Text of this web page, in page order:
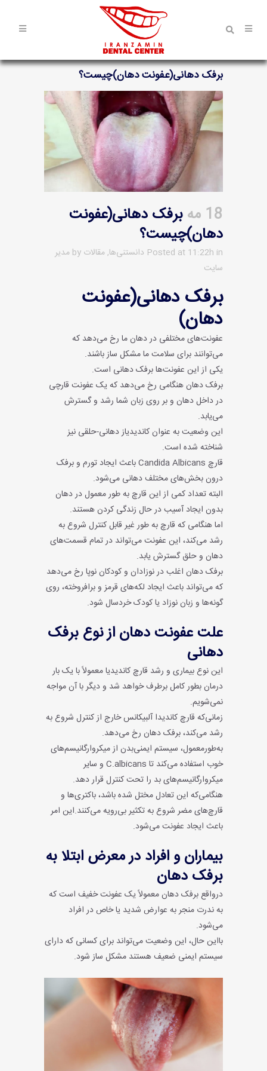
برفک دهانی(عفونت دهان)چیست؟
18 مه
برفک دهانی(عفونت
دهان)چیست؟
Posted at 11:22h in دانستنی‌ها,مقالات by مدیر
سایت
برفک دهانی(عفونت
دهان)
عفونت‌های مختلفی در دهان ما رخ می‌دهد که
می‌توانند برای سلامت ما مشکل ساز باشند.
یکی از این عفونت‌ها برفک دهانی است.
برفک دهان هنگامی رخ می‌دهد که یک عفونت قارچی
در داخل دهان و بر روی زبان شما رشد و گسترش
می‌یابد.
این وضعیت به عنوان کاندیدیاز دهانی-حلقی نیز
شناخته شده است.
قارچ Candida Albicans باعث ایجاد تورم و برفک
درون بخش‌های مختلف دهانی می‌شود.
البته تعداد کمی از این قارچ به طور معمول در دهان
بدون ایجاد آسیب در حال زندگی کردن هستند.
اما هنگامی که قارچ به طور غیر قابل کنترل شروع به
رشد می‌کند، این عفونت می‌تواند در تمام قسمت‌های
دهان و حلق گسترش یابد.
برفک دهان اغلب در نوزادان و کودکان نوپا رخ می‌دهد
که می‌تواند باعث ایجاد لکه‌های قرمز و برافروخته، روی
گونه‌ها و زبان نوزاد یا کودک خردسال شود.
علت عفونت دهان از نوع برفک
دهانی
این نوع بیماری و رشد قارچ کاندیدیا معمولاً با یک بار
درمان بطور کامل برطرف خواهد شد و دیگر با آن مواجه
نمی‌شویم.
زمانی‌که قارچ کاندیدا آلبیکانس خارج از کنترل شروع به
رشد می‌کند، برفک دهان رخ می‌دهد.
به‌طور‌معمول، سیستم ایمنی‌بدن از میکروارگانیسم‌های
خوب استفاده می‌کند تا C.albicans و سایر
میکروارگانیسم‌های بد را تحت کنترل قرار دهد.
هنگامی‌که این تعادل مختل شده باشد، باکتری‌ها و
قارچ‌های مضر شروع به تکثیر بی‌رویه می‌کنند.این امر
باعث ایجاد عفونت می‌شود.
بیماران و افراد در معرض ابتلا به
برفک دهان
درواقع برفک دهان معمولاً یک عفونت خفیف است که
به ندرت منجر به عوارض شدید یا خاص در افراد
می‌شود.
با‌این حال، این وضعیت می‌تواند برای کسانی که دارای
سیستم ایمنی ضعیف هستند مشکل ساز شود.